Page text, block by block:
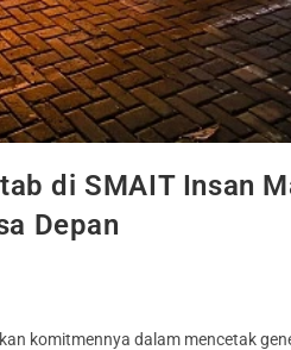
di SMAIT Insan
Depan
komitmennya dalam mencetak